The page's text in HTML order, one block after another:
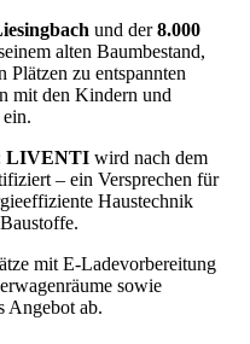
und der8.000
alten Baumbestand,
Plätzen zu entspannten
mit den Kindern und
LIVENTI wird nach dem
– ein Versprechen für
Haustechnik
mit E-Ladevorbereitung
sowie
Angebot ab.